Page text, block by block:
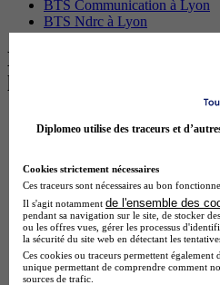
BTS Communication à Lyon
BTS Ndrc à Lyon
Les intitulés de
les plus recherchés
BTS Esf en alternance
BTS Dietetique en alternance
BTS Pi en alternance
BTS Sp3s en alternance
Master CCA en alternance
BTS Ndrc en alternance
BTS Sam en alternance
Cap Fleuriste en alternance
BTS Sio en alternance
Diplomeo utilise des traceurs et
Cookies strictement nécessaires
Ces traceurs sont nécessaires au bon
Il s'agit notamment de l'ensemble des
pendant sa navigation sur le site, de stocker
ou les offres vues, gérer les processus
la sécurité du site web en détectant les
Ces cookies ou traceurs permettent
unique permettant de comprendre comment
sources de trafic.